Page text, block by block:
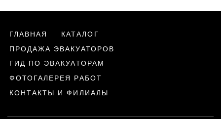
ГЛАВНАЯ
КАТАЛОГ
ПРОДАЖА ЭВАКУАТОРОВ
ГИД ПО ЭВАКУАТОРАМ
ФОТОГАЛЕРЕЯ РАБОТ
КОНТАКТЫ И ФИЛИАЛЫ